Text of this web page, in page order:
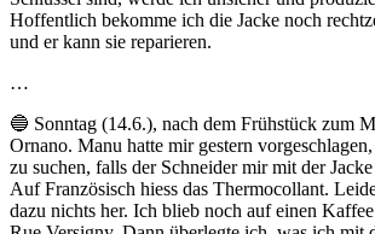
Hoffentlich bekomme ich die Jacke noch
und er kann sie reparieren.
…
🔵 Sonntag (14.6.), nach dem Frühstück zum
Ornano. Manu hatte mir gestern
zu suchen, falls der Schneider mir mit der
Auf Französisch hiess das Thermocollant.
dazu nichts her. Ich blieb noch auf einen